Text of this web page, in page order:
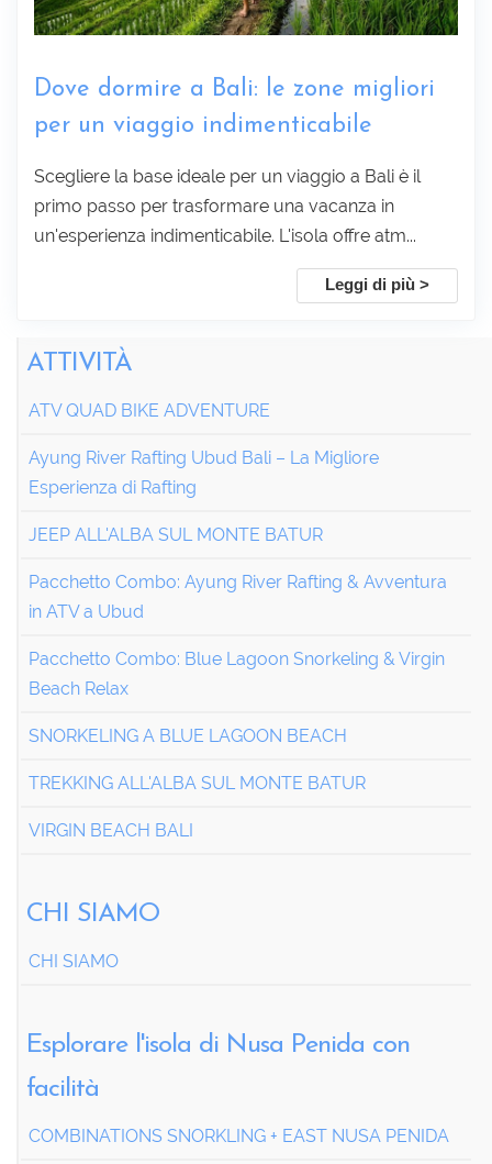
Dove dormire a Bali: le zone migliori
per un viaggio indimenticabile
Scegliere la base ideale per un viaggio a Bali è il
primo passo per trasformare una vacanza in
un'esperienza indimenticabile. L'isola offre atm...
Leggi di più >
ATTIVITÀ
ATV QUAD BIKE ADVENTURE
Ayung River Rafting Ubud Bali – La Migliore
Esperienza di Rafting
JEEP ALL'ALBA SUL MONTE BATUR
Pacchetto Combo: Ayung River Rafting & Avventura
in ATV a Ubud
Pacchetto Combo: Blue Lagoon Snorkeling & Virgin
Beach Relax
SNORKELING A BLUE LAGOON BEACH
TREKKING ALL'ALBA SUL MONTE BATUR
VIRGIN BEACH BALI
CHI SIAMO
CHI SIAMO
Esplorare l'isola di Nusa Penida con
facilità
COMBINATIONS SNORKLING + EAST NUSA PENIDA